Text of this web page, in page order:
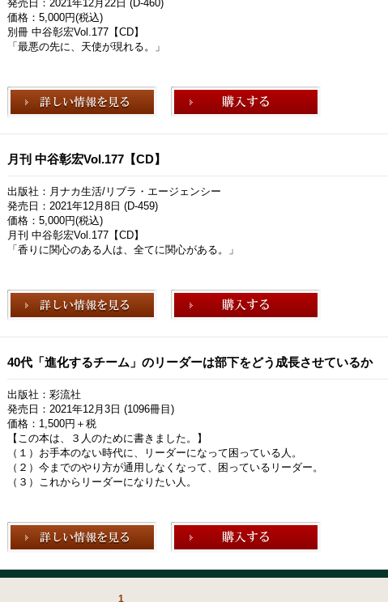
発売日：2021年12月22日 (D-460)
価格：5,000円(税込)
別冊 中谷彰宏Vol.177【CD】
「最悪の先に、天使が現れる。」
月刊 中谷彰宏Vol.177【CD】
出版社：月ナカ生活/リブラ・エージェンシー
発売日：2021年12月8日 (D-459)
価格：5,000円(税込)
月刊 中谷彰宏Vol.177【CD】
「香りに関心のある人は、全てに関心がある。」
40代「進化するチーム」のリーダーは部下をどう成長させているか
出版社：彩流社
発売日：2021年12月3日 (1096冊目)
価格：1,500円＋税
【この本は、３人のために書きました。】
（１）お手本のない時代に、リーダーになって困っている人。
（２）今までのやり方が通用しなくなって、困っているリーダー。
（３）これからリーダーになりたい人。
1